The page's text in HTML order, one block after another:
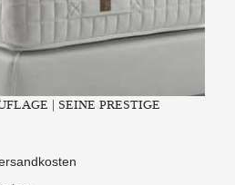
| SEINE PRESTIGE